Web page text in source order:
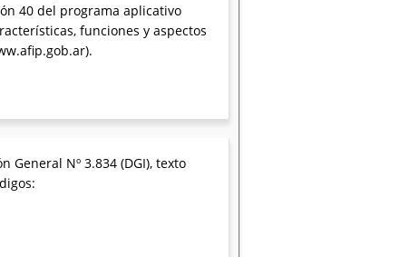
40 del programa aplicativo
funciones y aspectos
General Nº 3.834 (DGI), texto